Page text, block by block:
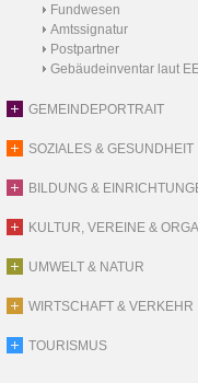
Fundwesen
Amtssignatur
Postpartner
Gebäudeinventar laut
GEMEINDEPORTRAIT
SOZIALES & GESUNDHEIT
BILDUNG &
KULTUR, VEREINE &
UMWELT & NATUR
WIRTSCHAFT & VERKEHR
TOURISMUS